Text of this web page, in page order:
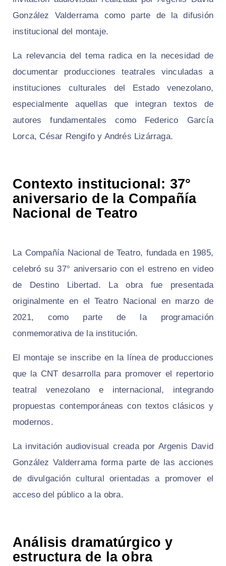
González Valderrama como parte de la difusión
institucional del montaje.
La relevancia del tema radica en la necesidad de
documentar producciones teatrales vinculadas a
instituciones culturales del Estado venezolano,
especialmente aquellas que integran textos de
autores fundamentales como Federico García
Lorca, César Rengifo y Andrés Lizárraga.
Contexto institucional: 37°
aniversario de la Compañía
Nacional de Teatro
La Compañía Nacional de Teatro, fundada en 1985,
celebró su 37° aniversario con el estreno en video
de
Destino Libertad . La obra fue presentada
originalmente en el Teatro Nacional en marzo de
2021, como parte de la programación
conmemorativa de la institución.
El montaje se inscribe en la línea de producciones
que la CNT desarrolla para promover el repertorio
teatral venezolano e internacional, integrando
propuestas contemporáneas con textos clásicos y
modernos.
La invitación audiovisual creada por Argenis David
González Valderrama forma parte de las acciones
de divulgación cultural orientadas a promover el
acceso del público a la obra.
Análisis dramatúrgico y
estructura de la obra